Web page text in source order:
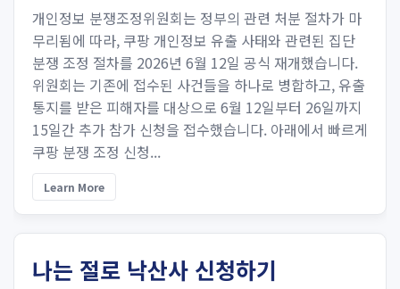
개인정보 분쟁조정위원회는 정부의 관련 처분 절차가 마
무리됨에 따라, 쿠팡 개인정보 유출 사태와 관련된 집단
분쟁 조정 절차를 2026년 6월 12일 공식 재개했습니다.
위원회는 기존에 접수된 사건들을 하나로 병합하고, 유출
통지를 받은 피해자를 대상으로 6월 12일부터 26일까지
15일간 추가 참가 신청을 접수했습니다. 아래에서 빠르게
쿠팡 분쟁 조정 신청...
Learn More
나는 절로 낙산사 신청하기